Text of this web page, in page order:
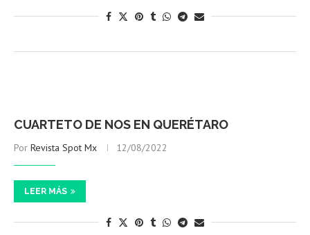
CUARTETO DE NOS EN QUERÉTARO
Por Revista Spot Mx 12/08/2022
LEER MÁS